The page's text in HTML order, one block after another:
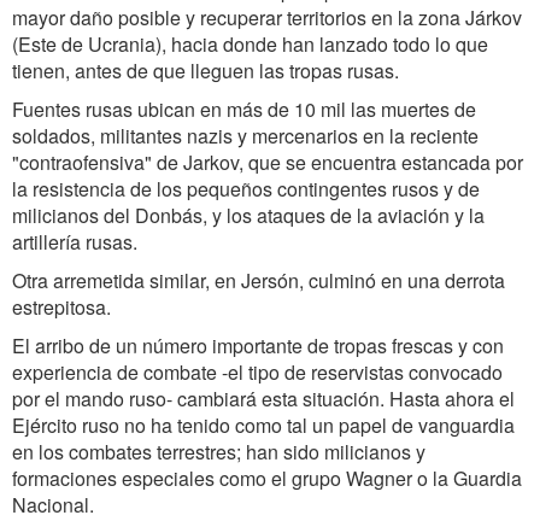
mayor daño posible y recuperar territorios en la zona Járkov
(Este de Ucrania), hacia donde han lanzado todo lo que
tienen, antes de que lleguen las tropas rusas.
Fuentes rusas ubican en más de 10 mil las muertes de
soldados, militantes nazis y mercenarios en la reciente
"contraofensiva" de Jarkov, que se encuentra estancada por
la resistencia de los pequeños contingentes rusos y de
milicianos del Donbás, y los ataques de la aviación y la
artillería rusas.
Otra arremetida similar, en Jersón, culminó en una derrota
estrepitosa.
El arribo de un número importante de tropas frescas y con
experiencia de combate -el tipo de reservistas convocado
por el mando ruso- cambiará esta situación. Hasta ahora el
Ejército ruso no ha tenido como tal un papel de vanguardia
en los combates terrestres; han sido milicianos y
formaciones especiales como el grupo Wagner o la Guardia
Nacional.